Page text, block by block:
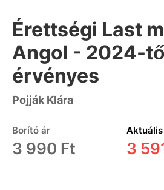
Érettségi Last
Angol - 2024-
érvényes
Pojják Klára
Borító ár
3 990 Ft 3